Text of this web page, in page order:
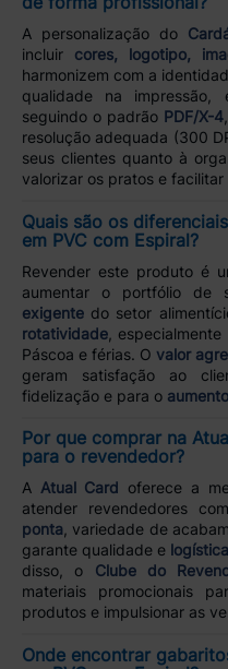
A personalização do
incluir cores, logotipo,
harmonizem com a
qualidade na
seguindo o padrão PDF/X-4
resolução adequada (300
seus clientes quanto à
valorizar os pratos e facilitar
Quais são os
em PVC com Espiral?
Revender este produto é
aumentar o portfólio de
exigentedo setor
rotatividade, especialmente
Páscoa e férias. O valor
geram satisfação ao
fidelização e para o
Por que comprar na
para o revendedor?
A Atual Card oferece a
atender revendedores
ponta, variedade de
garante qualidade e
disso, o Clube do
materiais promocionais
produtos e impulsionar as
Onde encontrar